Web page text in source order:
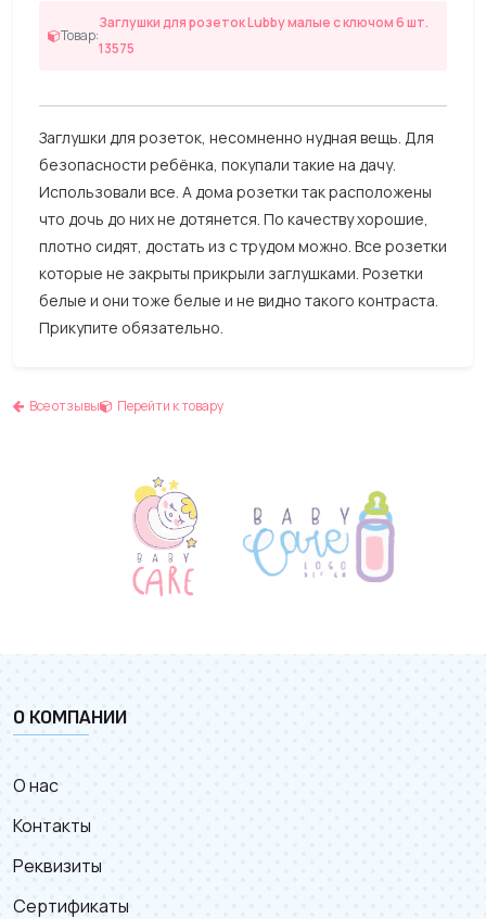
Товар:
Заглушки для розеток Lubby малые с ключом 6 шт.
13575
Заглушки для розеток, несомненно нудная вещь. Для
безопасности ребёнка, покупали такие на дачу.
Использовали все. А дома розетки так расположены
что дочь до них не дотянется. По качеству хорошие,
плотно сидят, достать из с трудом можно. Все розетки
которые не закрыты прикрыли заглушками. Розетки
белые и они тоже белые и не видно такого контраста.
Прикупите обязательно.
Все отзывы Перейти к товару
О КОМПАНИИ
О нас
Контакты
Реквизиты
Сертификаты